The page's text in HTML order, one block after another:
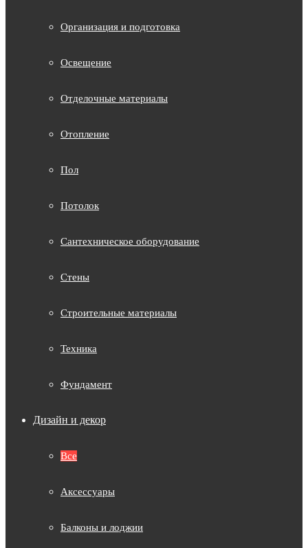
Организация и подготовка
Освещение
Отделочные материалы
Отопление
Пол
Потолок
Сантехническое оборудование
Стены
Строительные материалы
Техника
Фундамент
Дизайн и декор
Все
Аксессуары
Балконы и лоджии